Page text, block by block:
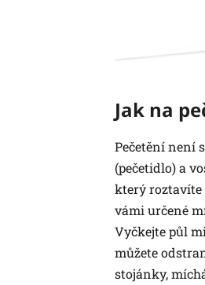
Jak na
Pečetění není
(pečetidlo) a
který roztavíte
vámi určené
Vyčkejte půl
můžete
stojánky,